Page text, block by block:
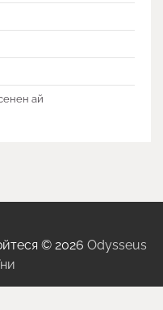
ай
© 2026 Odysseus